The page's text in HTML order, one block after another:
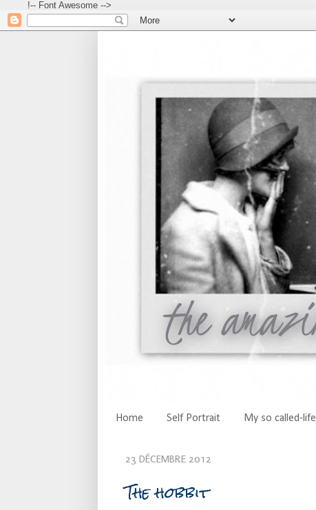
!-- Font Awesome -->
Home Self Portrait My so called-life
23 DÉCEMBRE 2012
The hobbit